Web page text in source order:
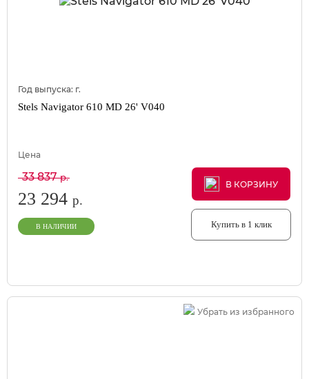
Год выпуска: г.
Stels Navigator 610 MD 26' V040
Цена
33 837р.
23 294 р.
В НАЛИЧИИ
В КОРЗИНУ
В КОРЗИНУ
В КОРЗИНУ
Купить в 1 клик
Убрать из избранного